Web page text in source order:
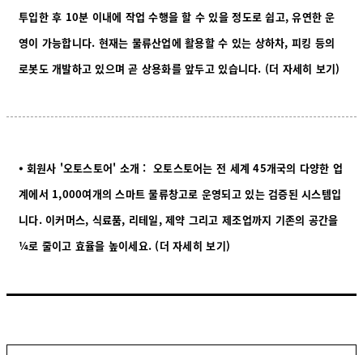
투입한 후 10분 이내에 작업 수행을 할 수 있을 정도로 쉽고, 유연한 운
영이 가능합니다. 현재는 물류산업에 활용할 수 있는 상하차, 피킹 등의
로봇도 개발하고 있으며 곧 상용화를 앞두고 있습니다. (더 자세히 보기)
⦁ 회원사 '오토스토어' 소개 : 오토스토어는 전 세계 45개국의 다양한 업
계에서 1,000여개의 스마트 물류창고로 운영되고 있는 검증된 시스템입
니다. 이커머스, 식료품, 리테일, 제약 그리고 제조업까지 기존의 공간을
¼로 줄이고 효율을 높이세요. (더 자세히 보기)